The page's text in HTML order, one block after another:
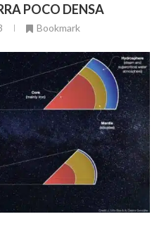
POCO DENSA
Bookmark